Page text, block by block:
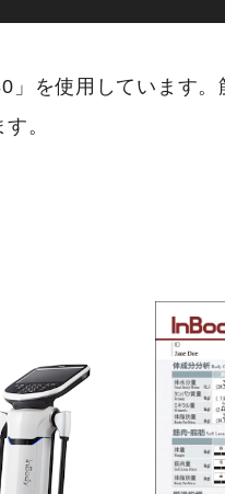
を使用しています
。